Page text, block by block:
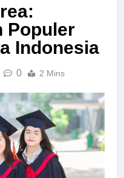
Populer
Indonesia
0 2 Mins